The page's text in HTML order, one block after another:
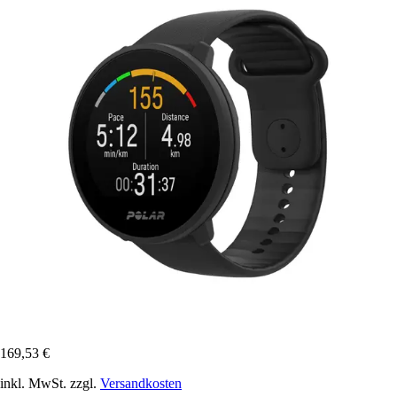
169,53 €
inkl. MwSt. zzgl. Versandkosten